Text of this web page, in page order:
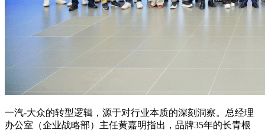
一汽-大众的转型逻辑，源于对行业本质的深刻洞察。总经理
办公室（企业战略部）主任黄嘉明指出，品牌35年的长青根